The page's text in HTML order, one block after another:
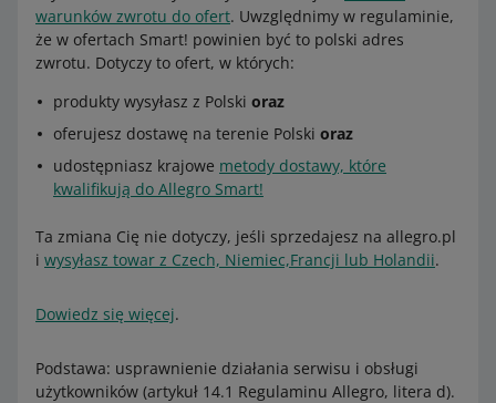
warunków zwrotu do ofert. Uwzględnimy w regulaminie,
że w ofertach Smart! powinien być to polski adres
zwrotu. Dotyczy to ofert, w których:
produkty wysyłasz z Polski oraz
oferujesz dostawę na terenie Polski oraz
udostępniasz krajowe metody dostawy, które
kwalifikują do Allegro Smart!
Ta zmiana Cię nie dotyczy, jeśli sprzedajesz na allegro.pl
i wysyłasz towar z Czech, Niemiec,Francji lub Holandii.
Dowiedz się więcej.
Podstawa: usprawnienie działania serwisu i obsługi
użytkowników (artykuł 14.1 Regulaminu Allegro, litera d).